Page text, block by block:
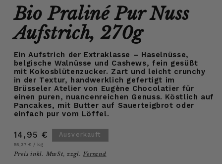
Bio Praliné Pur Nuss
Aufstrich, 270g
Ein Aufstrich der Extraklasse – Haselnüsse,
belgische Walnüsse und Cashews, fein gesüßt
mit Kokosblütenzucker. Zart und leicht crunchy
in der Textur, handwerklich gefertigt im
Brüsseler Atelier von Eugène Chocolatier für
einen puren, nuancenreichen Genuss. Köstlich auf
Pancakes, mit Butter auf Sauerteigbrot oder
einfach pur vom Löffel.
Normaler
Preis
14,95 €
Grundpreis
55,37 € / pro
kg
Ausverkauft
Preis inkl. MwSt, zzgl. Versand